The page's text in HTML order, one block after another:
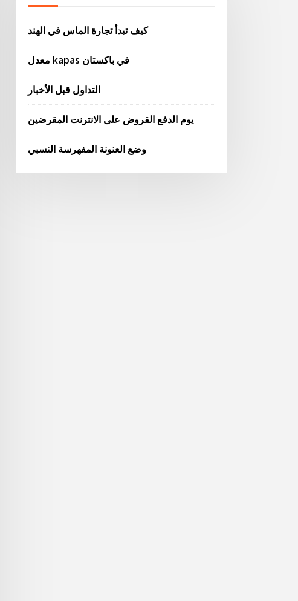
كيف تبدأ تجارة الماس في الهند
معدل kapas في باكستان
التداول قبل الأخبار
يوم الدفع القروض على الانترنت المقرضين
وضع العنونة المفهرسة النسبي